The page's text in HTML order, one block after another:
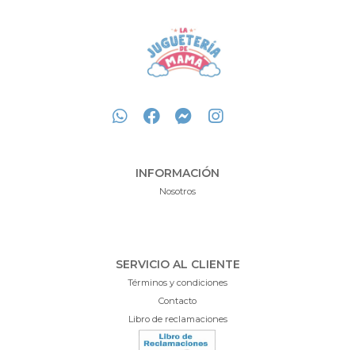
INFORMACIÓN
Nosotros
SERVICIO AL CLIENTE
Términos y condiciones
Contacto
Libro de reclamaciones